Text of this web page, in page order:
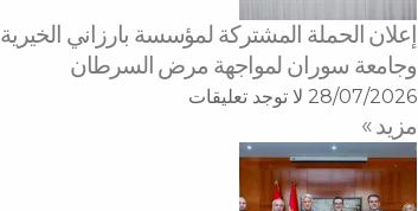
إعلان الحملة المشتركة لمؤسسة بارزاني الخيرية
وجامعة سوران لمواجهة مرض السرطان
28/07/2026 لا توجد تعليقات
مزید »